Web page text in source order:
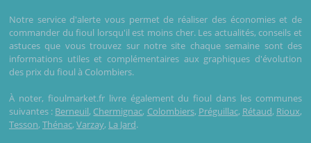
Notre service d'alerte vous permet de réaliser des économies et de
commander du fioul lorsqu'il est moins cher. Les actualités, conseils et
astuces que vous trouvez sur notre site chaque semaine sont des
informations utiles et complémentaires aux graphiques d'évolution
des prix du fioul à Colombiers.
À noter, fioulmarket.fr livre également du fioul dans les communes
suivantes : Berneuil, Chermignac, Colombiers, Préguillac, Rétaud, Rioux,
Tesson, Thénac, Varzay, La Jard.